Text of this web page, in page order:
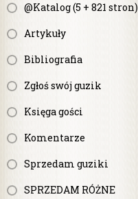
@Katalog (5 + 821 stron)
Artykuły
Bibliografia
Zgłoś swój guzik
Księga gości
Komentarze
Sprzedam guziki
SPRZEDAM RÓŻNE